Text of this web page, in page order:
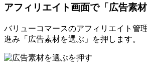
アフィリエイト画面で「広告素
バリューコマースのアフィリエイト管
進み「広告素材を選ぶ」を押します。